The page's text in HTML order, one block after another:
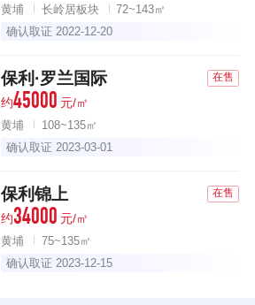
黄埔 长岭居板块
72~143㎡
确认取证 2022-12-20
保利·罗兰国际 在售
约45000 元/㎡
黄埔
108~135㎡
确认取证 2023-03-01
保利锦上 在售
约34000 元/㎡
黄埔
75~135㎡
确认取证 2023-12-15